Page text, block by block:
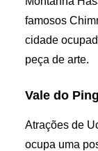
famosos
cidade
peça de arte.
Vale do
Atrações de
ocupa uma